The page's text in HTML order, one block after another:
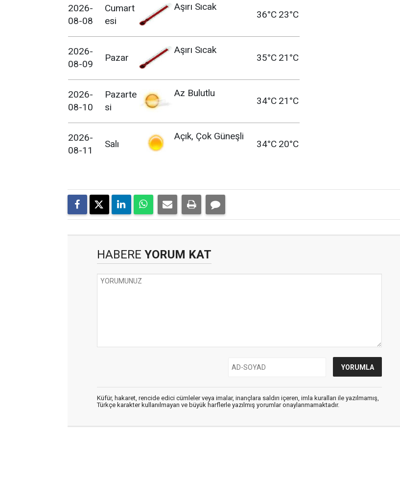
2026-
08-08
Cumart
esi
Aşırı Sıcak
36°C 23°C
2026-
08-09
Pazar
Aşırı Sıcak
35°C 21°C
2026-
08-10
Pazarte
si
Az Bulutlu
34°C 21°C
2026-
08-11
Salı
Açık, Çok Güneşli
34°C 20°C
HABERE YORUM KAT
Küfür, hakaret, rencide edici cümleler veya imalar, inançlara saldırı içeren, imla kuralları ile yazılmamış,
Türkçe karakter kullanılmayan ve büyük harflerle yazılmış yorumlar onaylanmamaktadır.